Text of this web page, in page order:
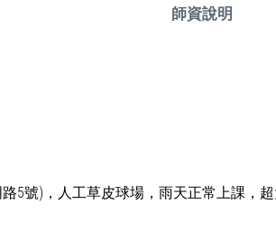
師資說明
5號)，人工草皮球場，雨天正常上課，超